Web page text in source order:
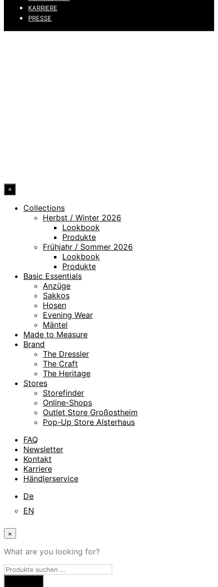
KARRIERE
PRESSE
×
Collections
Herbst / Winter 2026
Lookbook
Produkte
Frühjahr / Sommer 2026
Lookbook
Produkte
Basic Essentials
Anzüge
Sakkos
Hosen
Evening Wear
Mäntel
Made to Measure
Brand
The Dressler
The Craft
The Heritage
Stores
Storefinder
Online-Shops
Outlet Store Großostheim
Pop-Up Store Alsterhaus
FAQ
Newsletter
Kontakt
Karriere
Händlerservice
De
EN
×
What are you looking for?